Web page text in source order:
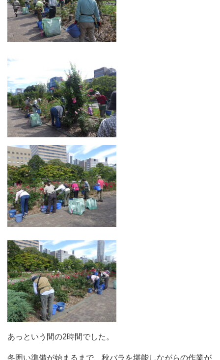
あっという間の2時間でした。
冬囲い準備が始まるまで、秋バラを堪能しながらの作業が